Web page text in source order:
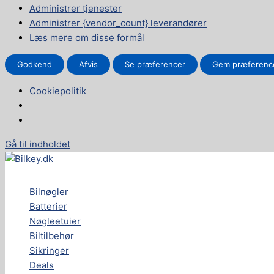
Administrer tjenester
Administrer {vendor_count} leverandører
Læs mere om disse formål
Godkend Afvis Se præferencer Gem
Cookiepolitik
Gå til indholdet
Bilnøgler
Batterier
Nøgleetuier
Biltilbehør
Sikringer
Deals